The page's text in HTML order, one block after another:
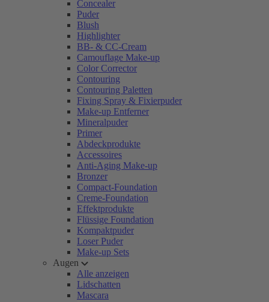
Concealer
Puder
Blush
Highlighter
BB- & CC-Cream
Camouflage Make-up
Color Corrector
Contouring
Contouring Paletten
Fixing Spray & Fixierpuder
Make-up Entferner
Mineralpuder
Primer
Abdeckprodukte
Accessoires
Anti-Aging Make-up
Bronzer
Compact-Foundation
Creme-Foundation
Effektprodukte
Flüssige Foundation
Kompaktpuder
Loser Puder
Make-up Sets
Augen
Alle anzeigen
Lidschatten
Mascara